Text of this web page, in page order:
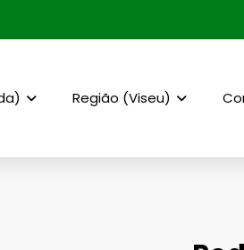
Região (Viseu)